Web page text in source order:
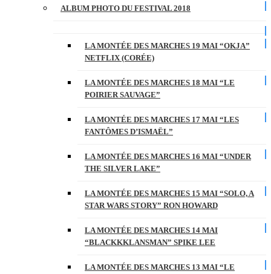
ALBUM PHOTO DU FESTIVAL 2018
LA MONTÉE DES MARCHES 19 MAI “OKJA”
NETFLIX (CORÉE)
LA MONTÉE DES MARCHES 18 MAI “LE
POIRIER SAUVAGE”
LA MONTÉE DES MARCHES 17 MAI “LES
FANTÔMES D’ISMAËL”
LA MONTÉE DES MARCHES 16 MAI “UNDER
THE SILVER LAKE”
LA MONTÉE DES MARCHES 15 MAI “SOLO, A
STAR WARS STORY” RON HOWARD
LA MONTÉE DES MARCHES 14 MAI
“BLACKKKLANSMAN” SPIKE LEE
LA MONTÉE DES MARCHES 13 MAI “LE